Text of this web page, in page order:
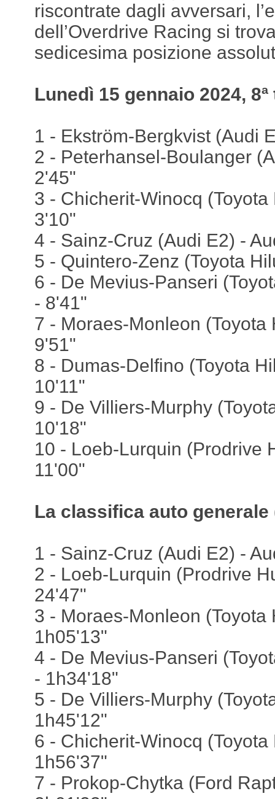
riscontrate dagli avversari,
dell’Overdrive Racing si
sedicesima posizione
Lunedì 15 gennaio 2024,
1 - Ekström-Bergkvist (Audi
2 - Peterhansel-Boulanger
2'45"
3 - Chicherit-Winocq
3'10"
4 - Sainz-Cruz (Audi E2) -
5 - Quintero-Zenz (Toyota
6 - De Mevius-Panseri
- 8'41"
7 - Moraes-Monleon (Toyota
9'51"
8 - Dumas-Delfino (Toyota
10'11"
9 - De Villiers-Murphy
10'18"
10 - Loeb-Lurquin (Prodrive
11'00"
La classifica auto generale
1 - Sainz-Cruz (Audi E2) -
2 - Loeb-Lurquin (Prodrive
24'47"
3 - Moraes-Monleon (Toyota
1h05'13"
4 - De Mevius-Panseri
- 1h34'18"
5 - De Villiers-Murphy
1h45'12"
6 - Chicherit-Winocq
1h56'37"
7 - Prokop-Chytka (Ford